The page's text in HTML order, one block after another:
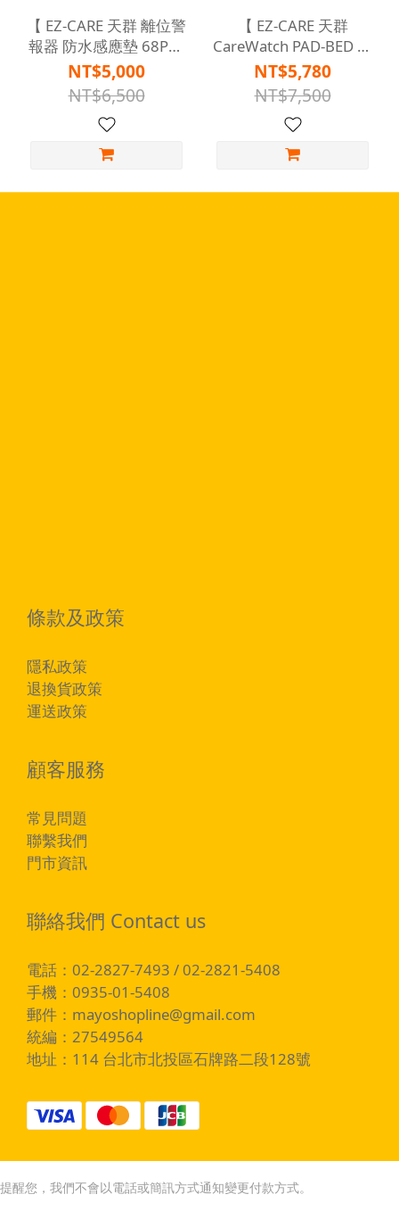
【 EZ-CARE 天群 離位警
報器 防水感應墊 68PLS
座椅離位 安全感知 】
NT$5,000
NT$6,500
【 EZ-CARE 天群
CareWatch PAD-BED 離
床警報器防水感應墊 預
防跌倒 】
NT$5,780
NT$7,500
條款及政策
隱私政策
退換貨政策
運送政策
顧客服務
常見問題
聯繫我們
門市資訊
聯絡我們 Contact us
電話：02-2827-7493 / 02-2821-5408
手機：0935-01-5408
郵件： mayoshopline@gmail.com
統編：27549564
地址：114 台北市北投區石牌路二段128號
提醒您，我們不會以電話或簡訊方式通知變更付款方式。